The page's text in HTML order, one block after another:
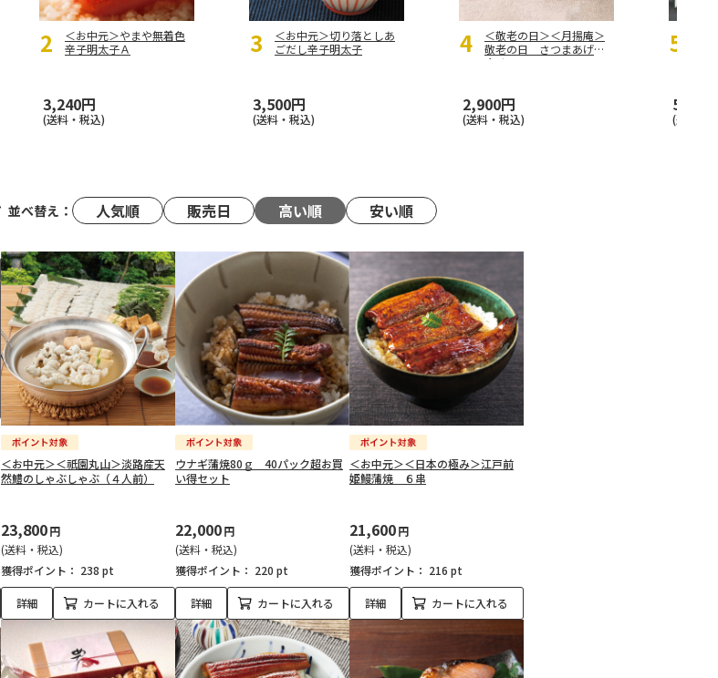
＜お中元＞やまや無着色
辛子明太子Ａ
3,240円
(送料・税込)
＜お中元＞切り落としあ
ごだし辛子明太子
3,500円
(送料・税込)
＜敬老の日＞＜月揚庵＞
敬老の日 さつまあげ詰
合せ
2,900円
(送料・税込)
5,300
(送料・
並べ替え： 人気順 販売日 高い順 安い順
＜お中元＞＜祇園丸山＞淡路産天
然鱧のしゃぶしゃぶ（４人前）
23,800円
(送料・税込)
獲得ポイント： 238 pt
詳細 カートに入れる
ウナギ蒲焼80ｇ 40パック超お買
い得セット
22,000円
(送料・税込)
獲得ポイント： 220 pt
詳細 カートに入れる
＜お中元＞＜日本の極み＞江戸前
姫鰻蒲焼 ６串
21,600円
(送料・税込)
獲得ポイント： 216 pt
詳細 カートに入れる